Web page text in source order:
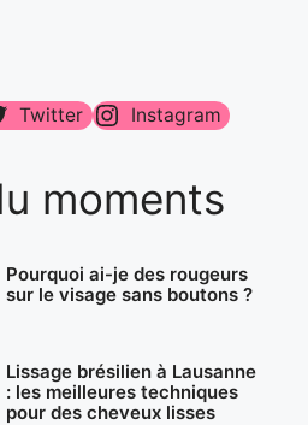
Twitter Instagram
moments
Pourquoi ai-je des rougeurs
sur le visage sans boutons ?
Lissage brésilien à Lausanne
: les meilleures techniques
pour des cheveux lisses